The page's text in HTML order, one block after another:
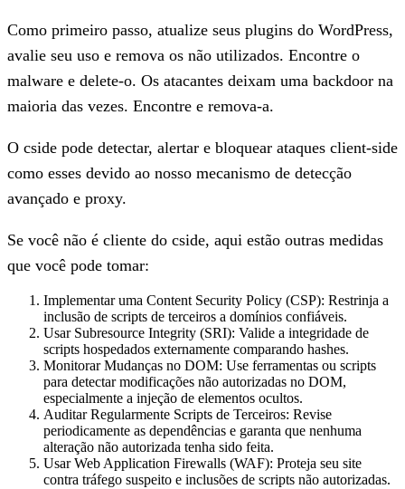
Como primeiro passo, atualize seus plugins do WordPress,
avalie seu uso e remova os não utilizados. Encontre o
malware e delete-o. Os atacantes deixam uma backdoor na
maioria das vezes. Encontre e remova-a.
O cside pode detectar, alertar e bloquear ataques client-side
como esses devido ao nosso mecanismo de detecção
avançado e proxy.
Se você não é cliente do cside, aqui estão outras medidas
que você pode tomar:
Implementar uma Content Security Policy (CSP): Restrinja a
inclusão de scripts de terceiros a domínios confiáveis.
Usar Subresource Integrity (SRI): Valide a integridade de
scripts hospedados externamente comparando hashes.
Monitorar Mudanças no DOM: Use ferramentas ou scripts
para detectar modificações não autorizadas no DOM,
especialmente a injeção de elementos ocultos.
Auditar Regularmente Scripts de Terceiros: Revise
periodicamente as dependências e garanta que nenhuma
alteração não autorizada tenha sido feita.
Usar Web Application Firewalls (WAF): Proteja seu site
contra tráfego suspeito e inclusões de scripts não autorizadas.